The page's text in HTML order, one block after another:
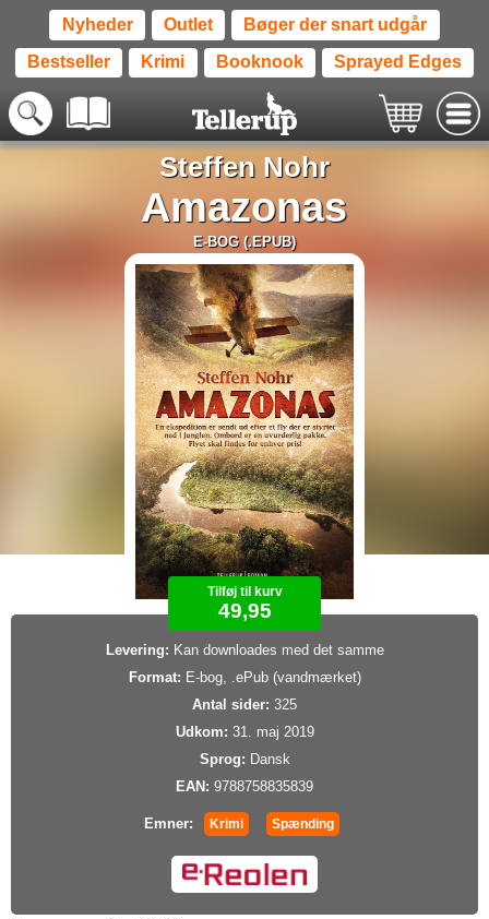
Nyheder Outlet Bøger der snart udgår
Bestseller Krimi Booknook Sprayed Edges
Steffen Nohr
Amazonas
E-BOG (.EPUB)
Tilføj til kurv
49,95
Levering: Kan downloades med det samme
Format: E-bog, .ePub (vandmærket)
Antal sider: 325
Udkom: 31. maj 2019
Sprog: Dansk
EAN: 9788758835839
Emner: Krimi Spænding